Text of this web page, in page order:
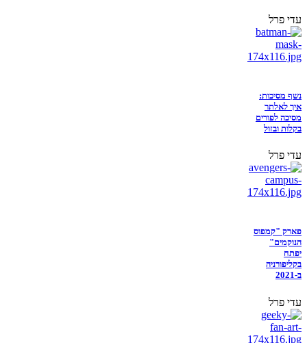
עדי פרל
נשף מסיכות:
איך לאלתר
מסיכה לפורים
בקלות ובזול
עדי פרל
פארק "קמפוס
הנוקמים"
יפתח
בקליפורניה
ב-2021
עדי פרל